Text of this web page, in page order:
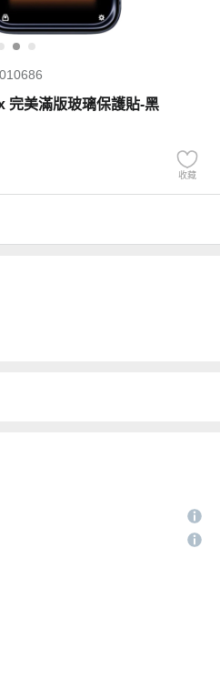
完美滿版玻璃保護貼-黑
收藏